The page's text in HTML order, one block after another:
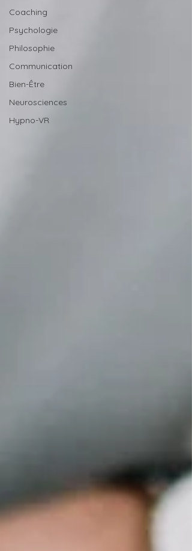
Coaching
Psychologie
Philosophie
Communication
Bien-Être
Neurosciences
Hypno-VR